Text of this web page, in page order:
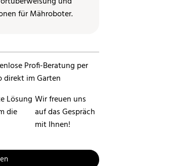
Lösung
die
Wir freuen uns
auf das Gespräch
mit Ihnen!